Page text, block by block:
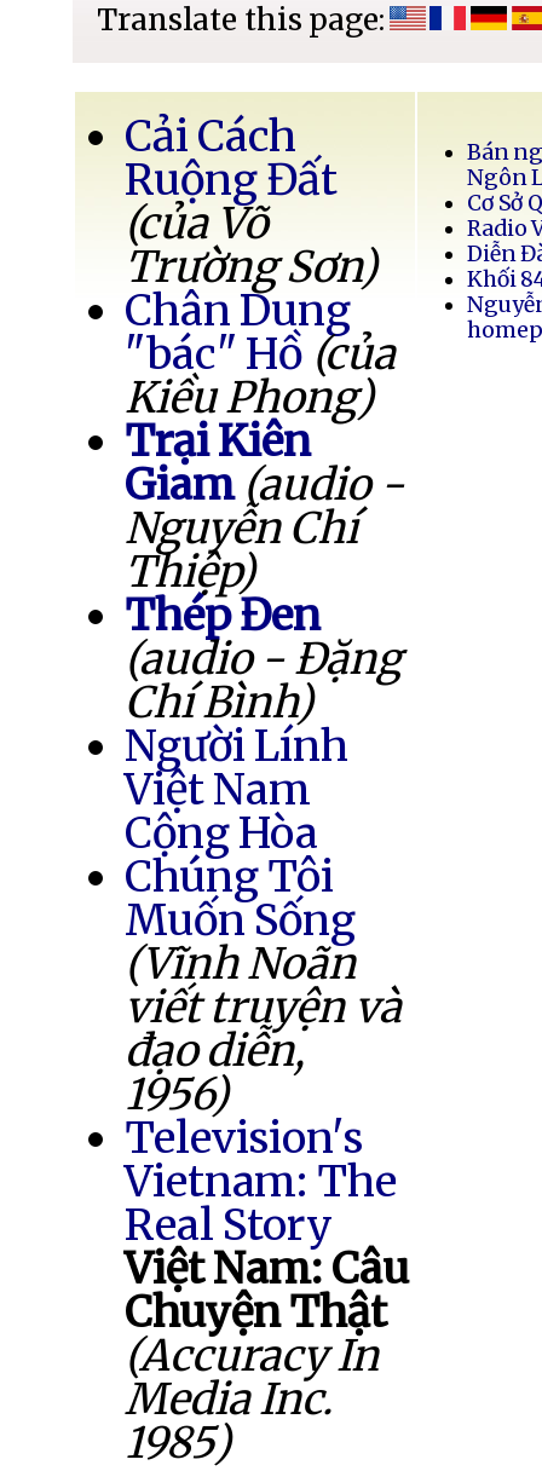
Translate this page:
Cải Cách
Ruộng Đất
(của Võ
Trường Sơn)
Chân Dung
"bác" Hồ (của
Kiều Phong)
Trại Kiên
Giam (audio -
Nguyễn Chí
Thiệp)
Thép Đen
(audio - Đặng
Chí Bình)
Người Lính
Việt Nam
Cộng Hòa
Chúng Tôi
Muốn Sống
(Vĩnh Noãn
viết truyện và
đạo diễn,
1956)
Television's
Vietnam: The
Real Story
Việt Nam: Câu
Chuyện Thật
(Accuracy In
Media Inc.
1985)
Bán
Ngôn
Cơ Sở
Radio
Diễn
Khối